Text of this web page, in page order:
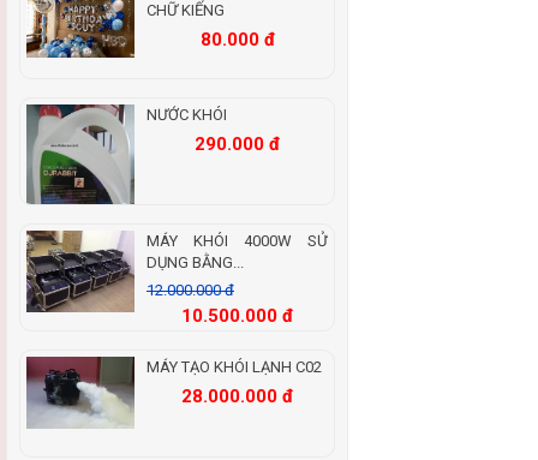
CHỮ KIẾNG
80.000 đ
NƯỚC KHÓI
290.000 đ
MÁY KHÓI 4000W SỬ
DỤNG BẰNG...
12.000.000 đ
10.500.000 đ
MÁY TẠO KHÓI LẠNH C02
28.000.000 đ